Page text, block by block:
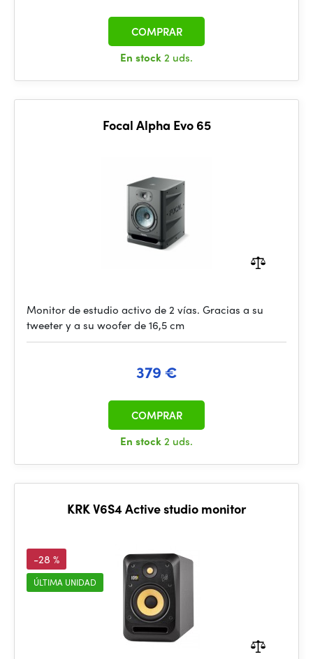
En stock2 uds.
COMPRAR
Focal Alpha Evo 65
Monitor de estudio activo de 2 vías. Gracias a su
tweeter y a su woofer de 16,5 cm
379 €
En stock2 uds.
COMPRAR
KRK V6S4 Active studio monitor
-28 %
ÚLTIMA UNIDAD